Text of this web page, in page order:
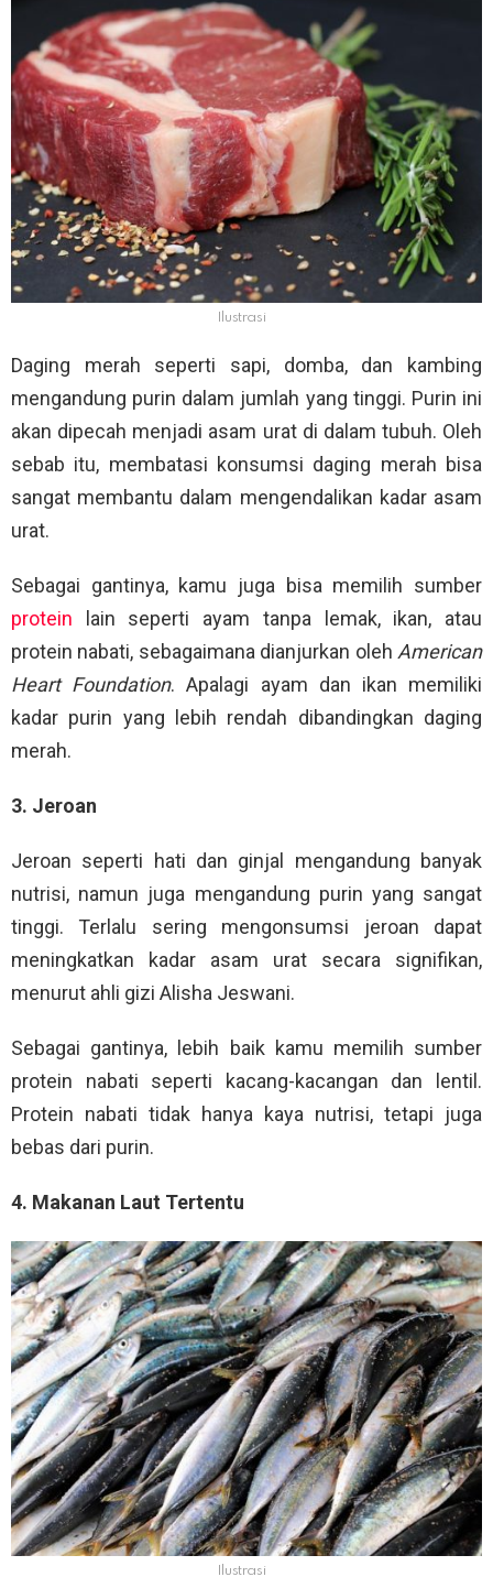
Ilustrasi
Daging merah seperti sapi, domba, dan kambing
mengandung purin dalam jumlah yang tinggi. Purin ini
akan dipecah menjadi asam urat di dalam tubuh. Oleh
sebab itu, membatasi konsumsi daging merah bisa
sangat membantu dalam mengendalikan kadar asam
urat.
Sebagai gantinya, kamu juga bisa memilih sumber
protein lain seperti ayam tanpa lemak, ikan, atau
protein nabati, sebagaimana dianjurkan oleh American
Heart Foundation. Apalagi ayam dan ikan memiliki
kadar purin yang lebih rendah dibandingkan daging
merah.
3. Jeroan
Jeroan seperti hati dan ginjal mengandung banyak
nutrisi, namun juga mengandung purin yang sangat
tinggi. Terlalu sering mengonsumsi jeroan dapat
meningkatkan kadar asam urat secara signifikan,
menurut ahli gizi Alisha Jeswani.
Sebagai gantinya, lebih baik kamu memilih sumber
protein nabati seperti kacang-kacangan dan lentil.
Protein nabati tidak hanya kaya nutrisi, tetapi juga
bebas dari purin.
4. Makanan Laut Tertentu
Ilustrasi